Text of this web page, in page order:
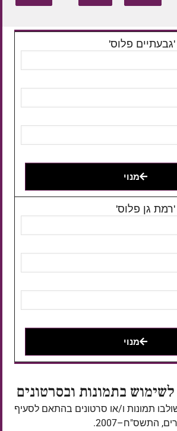
'גבעתיים פלוס'
מנוי
'רמת גן פלוס'
מנוי
בתמונות ובסרטונים
תמונות ו/או סרטונים בהתאם לסעיף